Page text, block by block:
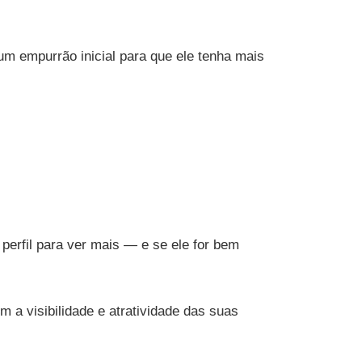
empurrão inicial para que ele tenha mais
perfil para ver mais — e se ele for bem
a visibilidade e atratividade das suas